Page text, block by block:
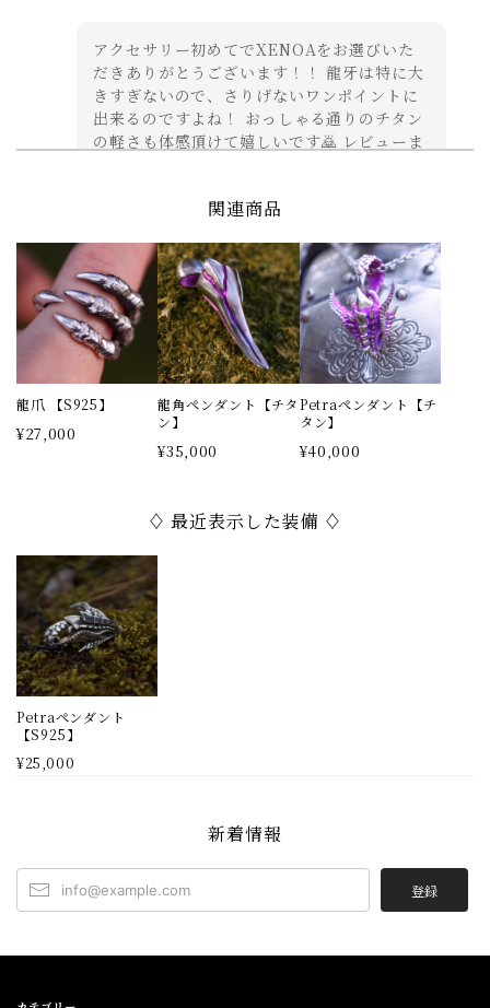
アクセサリー初めてでXENOAをお選びいた
だきありがとうございます！！ 龍牙は特に大
きすぎないので、さりげないワンポイントに
出来るのですよね！ おっしゃる通りのチタン
の軽さも体感頂けて嬉しいです🙇 レビューま
キングミミック【チタン】
2026/08/07
凄くカッコイイです！ いつもお願いする組み合わせとは
がとても素敵で、メリハリのある組み合わせをお願いしま
した。 ほかの子達と一緒に色々な所へお出かけさせてい
ただきます！ ありがとうございました！
いつもありがとうございます！！ 沢山の子達
キングミミック、過去作ってきた作品で一番
育成に時間がかかる力作でしたので、お声聞
けて光栄です！ ぜひお楽しみ下さい🙇
あり、何度も眺めてしまいます。また機会があればよろし
くお願いします。
関連商品
龍爪 【S925】
¥27,000
龍角ペンダント【チタ
ン】
¥35,000
Petraペンダント【チ
タン】
¥40,000
♢ 最近表示した装備 ♢
Petraペンダント
【S925】
¥25,000
新着情報
登録